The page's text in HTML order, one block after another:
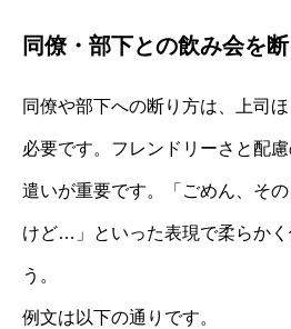
同僚・部下との飲み会を
同僚や部下への断り方は、上司
必要です。フレンドリーさと配
遣いが重要です。「ごめん、そ
けど…」といった表現で柔らかく
う。
例文は以下の通りです。